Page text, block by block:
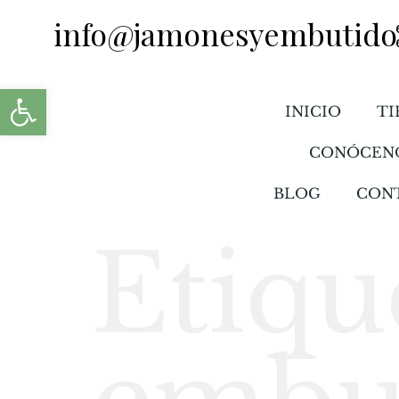
INICIO
BLOG
Abrir barra de herramientas